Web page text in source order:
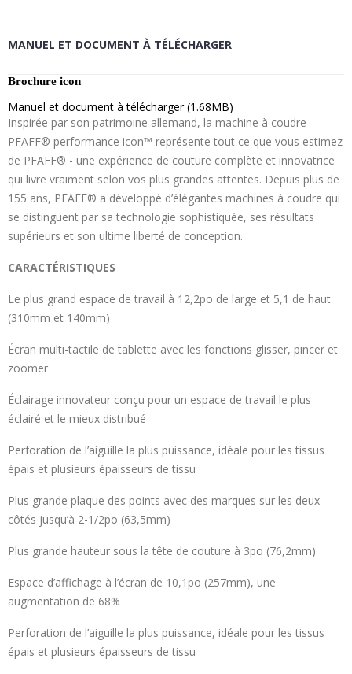
MANUEL ET DOCUMENT À TÉLÉCHARGER
Brochure icon
Manuel et document à télécharger (1.68MB)
Inspirée par son patrimoine allemand, la machine à coudre
PFAFF® performance icon™ représente tout ce que vous estimez
de PFAFF® - une expérience de couture complète et innovatrice
qui livre vraiment selon vos plus grandes attentes. Depuis plus de
155 ans, PFAFF® a développé d’élégantes machines à coudre qui
se distinguent par sa technologie sophistiquée, ses résultats
supérieurs et son ultime liberté de conception.
CARACTÉRISTIQUES
Le plus grand espace de travail à 12,2po de large et 5,1 de haut
(310mm et 140mm)
Écran multi-tactile de tablette avec les fonctions glisser, pincer et
zoomer
Éclairage innovateur conçu pour un espace de travail le plus
éclairé et le mieux distribué
Perforation de l’aiguille la plus puissance, idéale pour les tissus
épais et plusieurs épaisseurs de tissu
Plus grande plaque des points avec des marques sur les deux
côtés jusqu’à 2-1/2po (63,5mm)
Plus grande hauteur sous la tête de couture à 3po (76,2mm)
Espace d’affichage à l’écran de 10,1po (257mm), une
augmentation de 68%
Perforation de l’aiguille la plus puissance, idéale pour les tissus
épais et plusieurs épaisseurs de tissu